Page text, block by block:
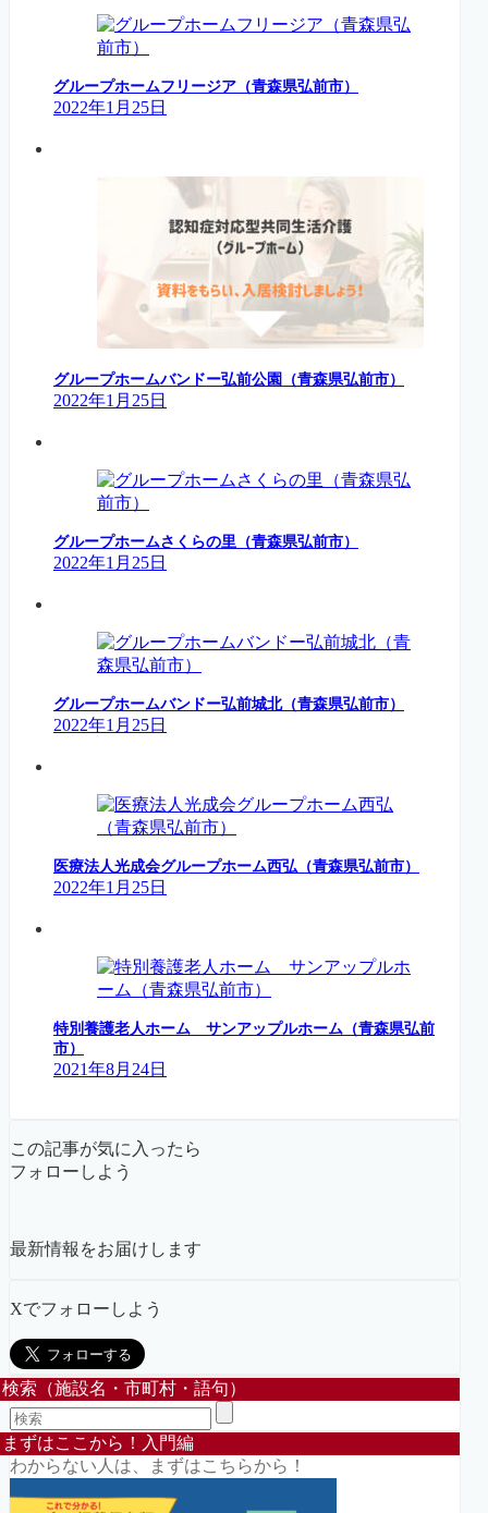
グループホームフリージア（青森県弘前市）
2022年1月25日
グループホームバンドー弘前公園（青森県弘前市）
2022年1月25日
グループホームさくらの里（青森県弘前市）
2022年1月25日
グループホームバンドー弘前城北（青森県弘前市）
2022年1月25日
医療法人光成会グループホーム西弘（青森県弘前市）
2022年1月25日
特別養護老人ホーム サンアップルホーム（青森県弘前
市）
2021年8月24日
この記事が気に入ったら
フォローしよう
最新情報をお届けします
Xでフォローしよう
検索（施設名・市町村・語句）
まずはここから！入門編
わからない人は、まずはこちらから！